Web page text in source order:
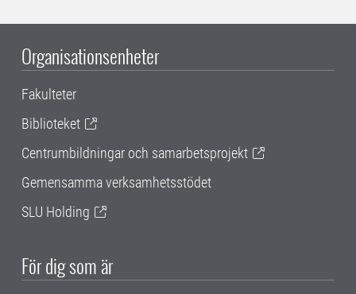
Organisationsenheter
Fakulteter
Biblioteket
Centrumbildningar och samarbetsprojekt
Gemensamma verksamhetsstödet
SLU Holding
För dig som är